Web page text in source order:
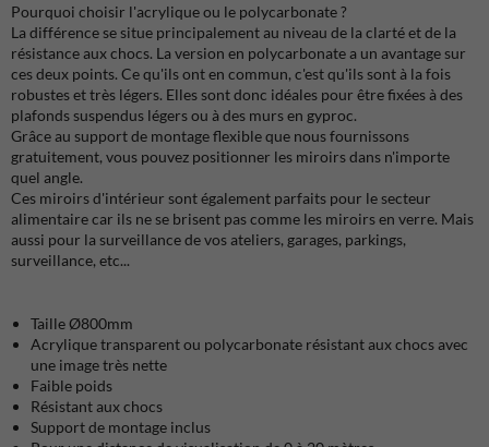
Pourquoi choisir l'acrylique ou le polycarbonate ?
La différence se situe principalement au niveau de la clarté et de la
résistance aux chocs. La version en polycarbonate a un avantage sur
ces deux points. Ce qu'ils ont en commun, c'est qu'ils sont à la fois
robustes et très légers. Elles sont donc idéales pour être fixées à des
plafonds suspendus légers ou à des murs en gyproc.
Grâce au support de montage flexible que nous fournissons
gratuitement, vous pouvez positionner les miroirs dans n'importe
quel angle.
Ces miroirs d'intérieur sont également parfaits pour le secteur
alimentaire car ils ne se brisent pas comme les miroirs en verre. Mais
aussi pour la surveillance de vos ateliers, garages, parkings,
surveillance, etc...
Taille Ø800mm
Acrylique transparent ou polycarbonate résistant aux chocs avec
une image très nette
Faible poids
Résistant aux chocs
Support de montage inclus